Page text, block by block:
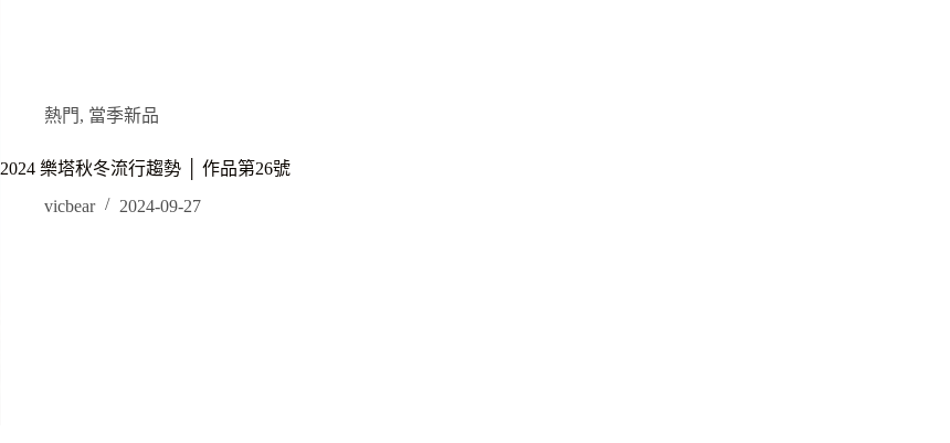
熱門, 當季新品
2024 樂塔秋冬流行趨勢 │ 作品第26號
vicbear
2024-09-27